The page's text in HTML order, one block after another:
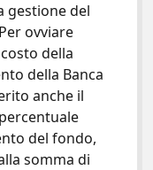
gestione del
ovviare
della
della Banca
anche il
del fondo,
somma di